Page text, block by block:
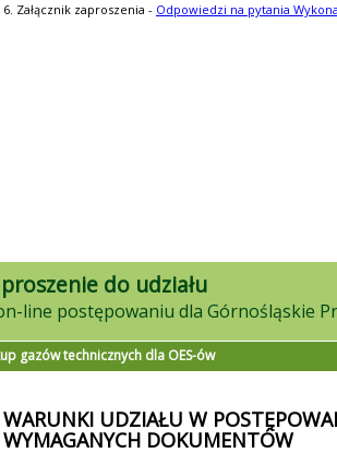
6. Załącznik zaproszenia - Odpowiedzi na pytania
do udziału
gazów technicznych dla OES-ów
WARUNKI UDZIAŁU W
WYMAGANYCH DOKUMENTÓW